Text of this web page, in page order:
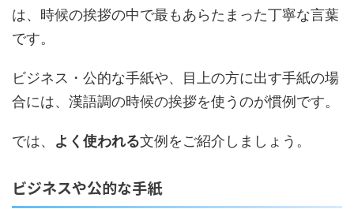
は、時候の挨拶の中で最もあらたまった丁寧な言葉
です。
ビジネス・公的な手紙や、目上の方に出す手紙の場
合には、漢語調の時候の挨拶を使うのが慣例です。
では、 よく使われる文例 をご紹介しましょう。
ビジネスや公的な手紙